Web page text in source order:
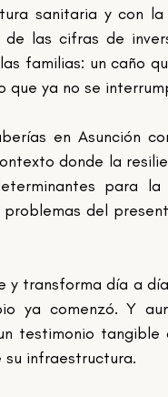
sanitaria y con
las cifras de
familias: un caño
que ya no se
en Asunción
donde la
para
del
y transforma día a
ya comenzó. Y
testimonio
su infraestructura.